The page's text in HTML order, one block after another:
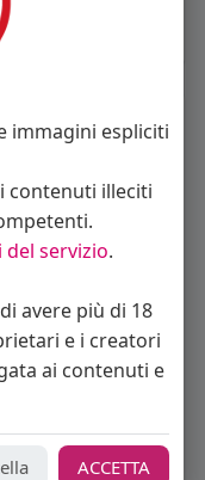
Luca Gio
ciosci
immagini espliciti
contenuti illeciti
del servizio.
avere più di 18
e i creatori
ai contenuti e
ACCETTA